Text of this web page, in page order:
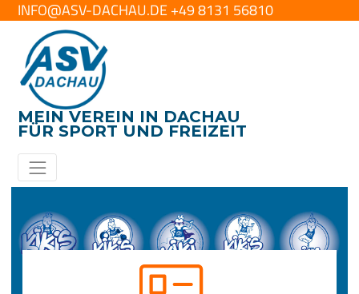
INFO@ASV-DACHAU.DE +49 8131 56810
MEIN VEREIN IN DACHAU
FÜR SPORT UND FREIZEIT